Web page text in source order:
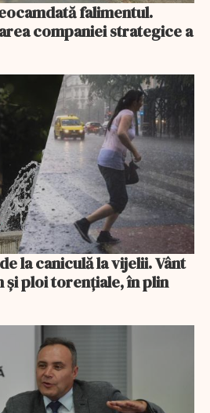
falimentul.
companiei strategice a
la caniculă la vijelii. Vânt
și ploi torențiale, în plin